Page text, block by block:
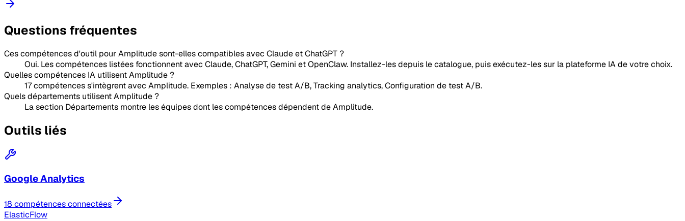
Questions fréquentes
Ces compétences d'outil pour Amplitude sont-elles compatibles avec Claude et ChatGPT ?
Oui. Les compétences listées fonctionnent avec Claude, ChatGPT, Gemini et OpenClaw. Installez-les depuis le catalogue, puis exécutez-les sur la plateforme IA de votre choix.
Quelles compétences IA utilisent Amplitude ?
17 compétences s'intègrent avec Amplitude. Exemples : Analyse de test A/B, Tracking analytics, Configuration de test A/B.
Quels départements utilisent Amplitude ?
La section Départements montre les équipes dont les compétences dépendent de Amplitude.
Outils liés
Google Analytics
18 compétences connectées
ElasticFlow